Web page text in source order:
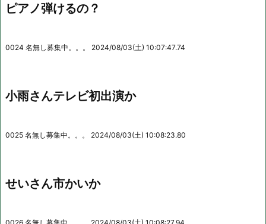
ピアノ弾けるの？
0024 名無し募集中。。。 2024/08/03(土) 10:07:47.74
小雨さんテレビ初出演か
0025 名無し募集中。。。 2024/08/03(土) 10:08:23.80
せいさん市かいか